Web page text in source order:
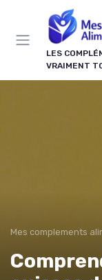
LES
VRAIMENT
Mes complements
Panneau de